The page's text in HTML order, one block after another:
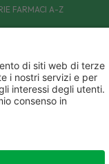
FARMACI A-Z
BLOG
(NA) - P.IVA